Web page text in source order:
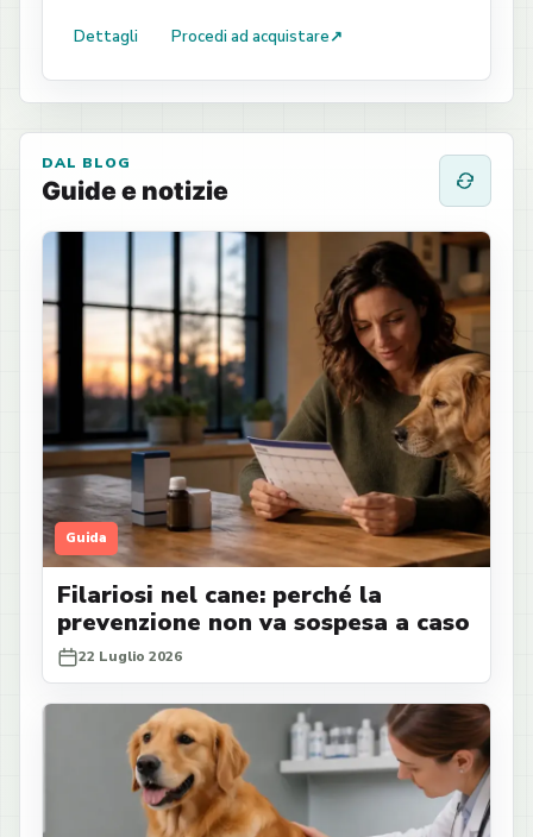
Dettagli Procedi ad acquistare↗
DAL BLOG
Guide e notizie
Guida
Filariosi nel cane: perché la
prevenzione non va sospesa a caso
22 Luglio 2026